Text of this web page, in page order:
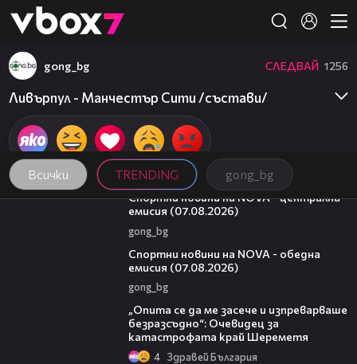
👾
Всички TRENDING gong_bg
gong_bg СЛЕДВАЙ 1256
Ливърпул - Манчестър Сити /състави/
05:18
Спортни новини на NOVA - централна
емисия (07.08.2026)
gong_bg
Спортни новини на NOVA - обедна
емисия (07.08.2026)
gong_bg
„Опита се да ме засече и изпреварваше
безразсъдно“: Очевидец за
катастрофата край Шереметя
4 Здравей България